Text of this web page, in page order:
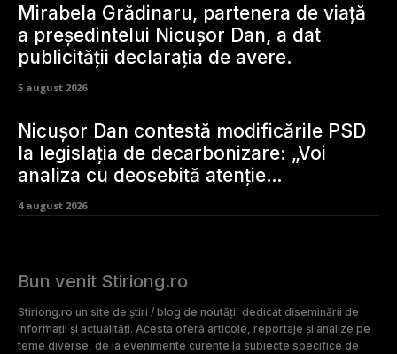
Mirabela Grădinaru, partenera de viață
a președintelui Nicușor Dan, a dat
publicității declarația de avere.
5 august 2026
Nicușor Dan contestă modificările PSD
la legislația de decarbonizare: „Voi
analiza cu deosebită atenție…
4 august 2026
Bun venit Stiriong.ro
Stiriong.ro un site de știri / blog de noutăți, dedicat diseminării de
informații și actualități. Acesta oferă articole, reportaje și analize pe
teme diverse, de la evenimente curente la subiecte specifice de